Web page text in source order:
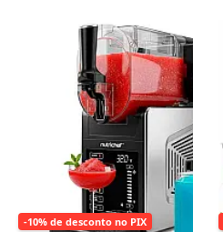
-10% de desconto no PIX